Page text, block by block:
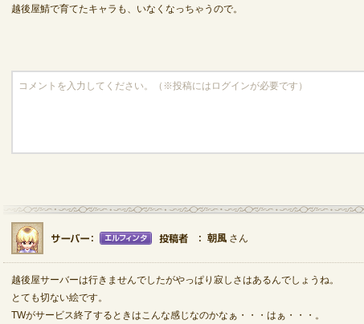
越後屋鯖で育てたキャラも、いなくなっちゃうので。
朝風 さん
越後屋サーバーは行きませんでしたがやっぱり寂しさはあるんでしょうね。
とても切ない絵です。
TWがサービス終了するときはこんな感じなのかなぁ・・・はぁ・・・。